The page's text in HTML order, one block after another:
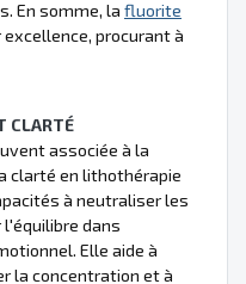
En somme, la fluorite
procurant à
CLARTÉ
associée à la
clarté en lithothérapie
à neutraliser les
dans
Elle aide à
la concentration et à